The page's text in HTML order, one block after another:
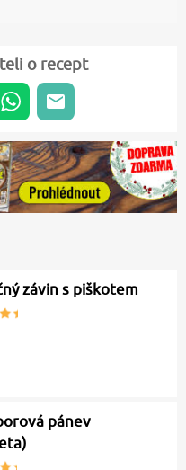
o recept
závin s piškotem
pánev